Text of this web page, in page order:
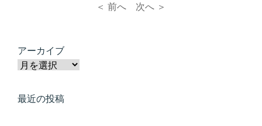
＜ 前へ 次へ ＞
アーカイブ
最近の投稿